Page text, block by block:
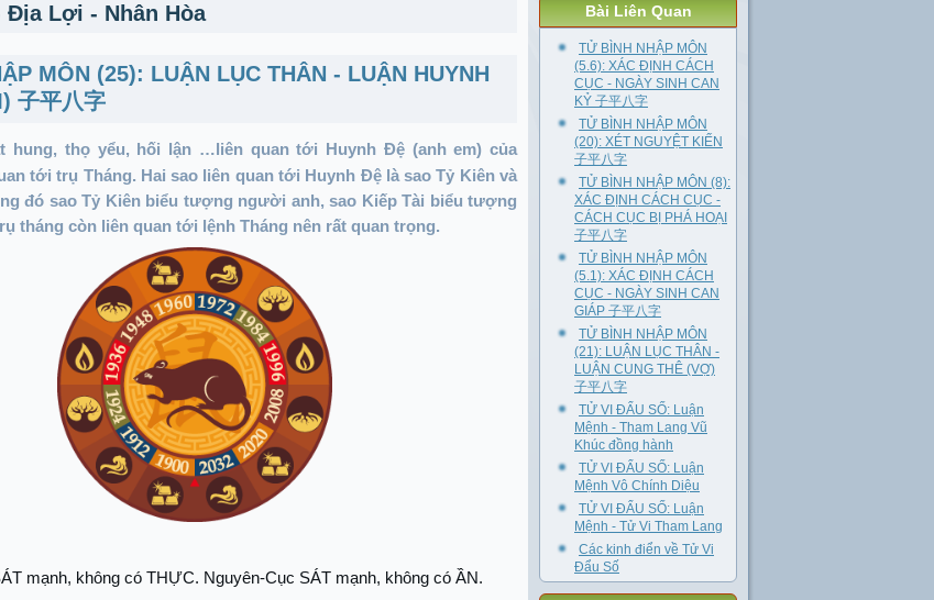
Địa Lợi - Nhân Hòa
MÔN (25): LUẬN LỤC THÂN - LUẬN HUYNH
子平八字
hung, thọ yểu, hối lận …liên quan tới Huynh Đệ (anh em) của
tới trụ Tháng. Hai sao liên quan tới Huynh Đệ là sao Tỷ Kiên và
đó sao Tỷ Kiên biểu tượng người anh, sao Kiếp Tài biểu tượng
tháng còn liên quan tới lệnh Tháng nên rất quan trọng.
mạnh, không có THỰC. Nguyên-Cục SÁT mạnh, không có ẦN.
Bài Liên Quan
TỬ BÌNH NHẬP MÔN
(5.6): XÁC ĐỊNH CÁCH
CỤC - NGÀY SINH CAN
KỶ 子平八字
TỬ BÌNH NHẬP MÔN
(20): XÉT NGUYỆT KIẾN
子平八字
TỬ BÌNH NHẬP MÔN (8):
XÁC ĐỊNH CÁCH CỤC -
CÁCH CỤC BỊ PHÁ HOẠI
子平八字
TỬ BÌNH NHẬP MÔN
(5.1): XÁC ĐỊNH CÁCH
CỤC - NGÀY SINH CAN
GIÁP 子平八字
TỬ BÌNH NHẬP MÔN
(21): LUẬN LỤC THÂN -
LUẬN CUNG THÊ (VỢ)
子平八字
TỬ VI ĐẨU SỐ: Luận
Mệnh - Tham Lang Vũ
Khúc đồng hành
TỬ VI ĐẨU SỐ: Luận
Mệnh Vô Chính Diệu
TỬ VI ĐẨU SỐ: Luận
Mệnh - Tử Vi Tham Lang
Các kinh điển về Tử Vi
Đẩu Số